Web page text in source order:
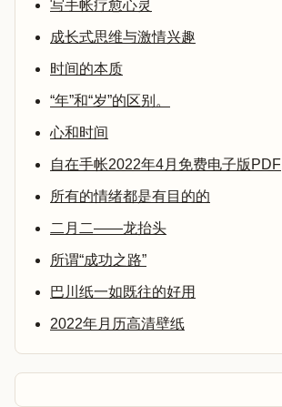
写手帐疗愈心灵
成长式思维与激情兴趣
时间的本质
“年”和“岁”的区别。
心和时间
自在手帐2022年4月免费电子版PDF
所有的情绪都是有目的的
二月二——龙抬头
所谓“成功之路”
巴川纸一如既往的好用
2022年月历高清壁纸